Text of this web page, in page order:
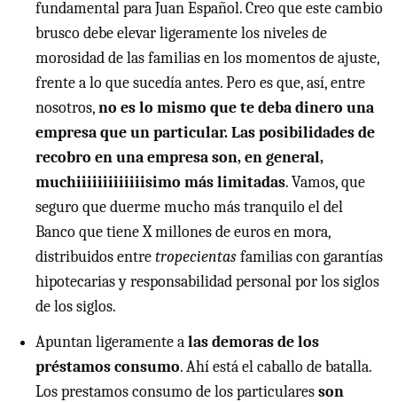
fundamental para Juan Español. Creo que este cambio
brusco debe elevar ligeramente los niveles de
morosidad de las familias en los momentos de ajuste,
frente a lo que sucedía antes. Pero es que, así, entre
nosotros,no es lo mismo que te deba dinero una
empresa que un particular. Las posibilidades de
recobro en una empresa son, en general,
muchiiiiiiiiiiiiisimo más limitadas. Vamos, que
seguro que duerme mucho más tranquilo el del
Banco que tiene X millones de euros en mora,
distribuidos entretropecientasfamilias con garantías
hipotecarias y responsabilidad personal por los siglos
de los siglos.
Apuntan ligeramente alas demoras de los
préstamos consumo. Ahí está el caballo de batalla.
Los prestamos consumo de los particularesson